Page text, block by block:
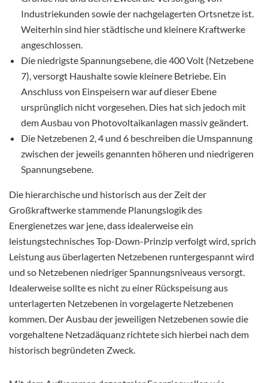
Industriekunden sowie der nachgelagerten Ortsnetze ist.
Weiterhin sind hier städtische und kleinere Kraftwerke
angeschlossen.
Die niedrigste Spannungsebene, die 400 Volt (Netzebene
7), versorgt Haushalte sowie kleinere Betriebe. Ein
Anschluss von Einspeisern war auf dieser Ebene
ursprünglich nicht vorgesehen. Dies hat sich jedoch mit
dem Ausbau von Photovoltaikanlagen massiv geändert.
Die Netzebenen 2, 4 und 6 beschreiben die Umspannung
zwischen der jeweils genannten höheren und niedrigeren
Spannungsebene.
Die hierarchische und historisch aus der Zeit der
Großkraftwerke stammende Planungslogik des
Energienetzes war jene, dass idealerweise ein
leistungstechnisches Top-Down-Prinzip verfolgt wird, sprich
Leistung aus überlagerten Netzebenen runtergespannt wird
und so Netzebenen niedriger Spannungsniveaus versorgt.
Idealerweise sollte es nicht zu einer Rückspeisung aus
unterlagerten Netzebenen in vorgelagerte Netzebenen
kommen. Der Ausbau der jeweiligen Netzebenen sowie die
vorgehaltene Netzadäquanz richtete sich hierbei nach dem
historisch begründeten Zweck.